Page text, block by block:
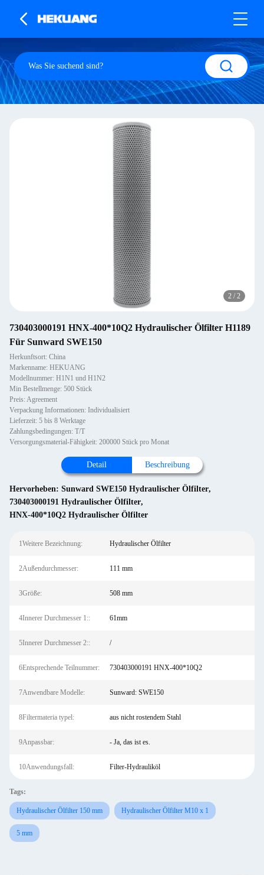
2 / 2
730403000191 HNX-400*10Q2 Hydraulischer Ölfilter H1189
Für Sunward SWE150
Herkunftsort: China
Markenname: HEKUANG
Modellnummer: H1N1 und H1N2
Min Bestellmenge: 500 Stück
Preis: Agreement
Verpackung Informationen: Individualisiert
Lieferzeit: 5 bis 8 Werktage
Zahlungsbedingungen: T/T
Versorgungsmaterial-Fähigkeit: 200000 Stück pro Monat
Detail Beschreibung
Hervorheben: Sunward SWE150 Hydraulischer Ölfilter,
730403000191 Hydraulischer Ölfilter,
HNX-400*10Q2 Hydraulischer Ölfilter
1Weitere Bezeichnung: Hydraulischer Ölfilter
2Außendurchmesser: 111 mm
3Größe: 508 mm
4Innerer Durchmesser 1:: 61mm
5Innerer Durchmesser 2:: /
6Entsprechende Teilnummer: 730403000191 HNX-400*10Q2
7Anwendbare Modelle: Sunward: SWE150
8Filtermateria typel: aus nicht rostendem Stahl
9Anpassbar: - Ja, das ist es.
10Anwendungsfall: Filter-Hydrauliköl
Tags:
Hydraulischer Ölfilter 150 mm Hydraulischer Ölfilter M10 x 1
5 mm